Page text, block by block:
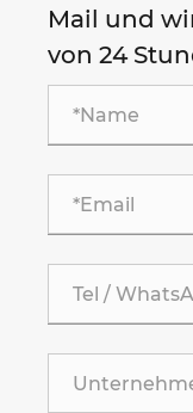
Mail und
von 24